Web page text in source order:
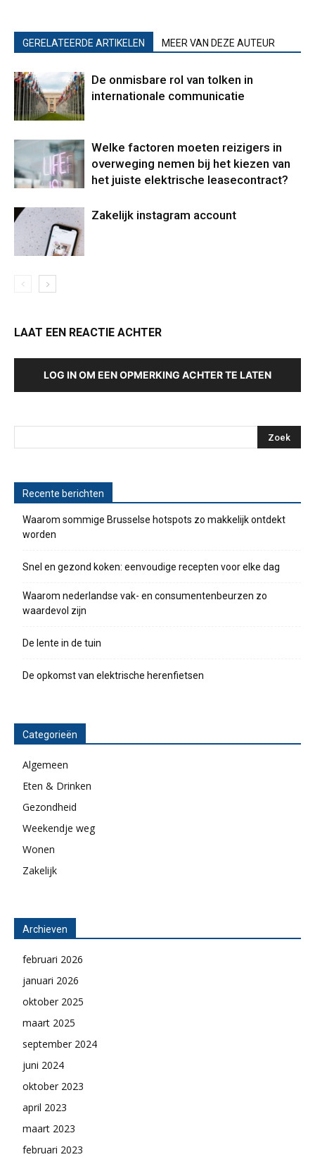
GERELATEERDE ARTIKELEN MEER VAN DEZE AUTEUR
De onmisbare rol van tolken in
internationale communicatie
Welke factoren moeten reizigers in
overweging nemen bij het kiezen van
het juiste elektrische leasecontract?
Zakelijk instagram account
LAAT EEN REACTIE ACHTER
LOG IN OM EEN OPMERKING ACHTER TE LATEN
Recente berichten
Waarom sommige Brusselse hotspots zo makkelijk ontdekt
worden
Snel en gezond koken: eenvoudige recepten voor elke dag
Waarom nederlandse vak- en consumentenbeurzen zo
waardevol zijn
De lente in de tuin
De opkomst van elektrische herenfietsen
Categorieën
Algemeen
Eten & Drinken
Gezondheid
Weekendje weg
Wonen
Zakelijk
Archieven
februari 2026
januari 2026
oktober 2025
maart 2025
september 2024
juni 2024
oktober 2023
april 2023
maart 2023
februari 2023